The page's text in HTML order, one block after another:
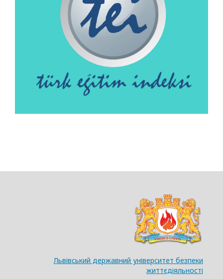
Львівський державний університет безпеки
життєдіяльності